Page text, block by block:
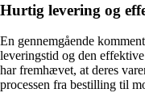
Hurtig levering og
En gennemgående
leveringstid og den
har fremhævet, at deres
processen fra bestilling til